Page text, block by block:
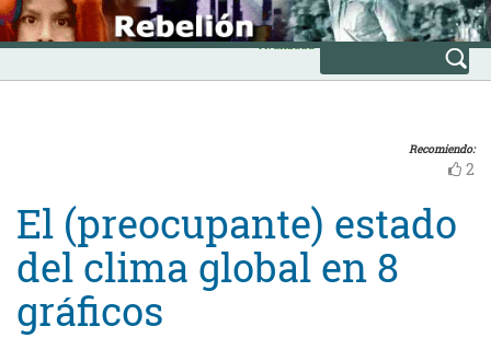
Skip
to
content
INICIO
Avanzada
Recomiendo:
2
El (preocupante) estado
del clima global en 8
gráficos